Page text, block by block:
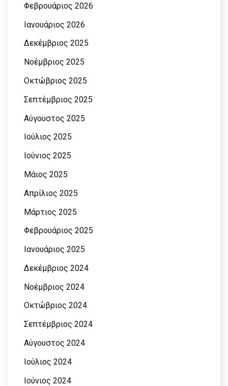
Φεβρουάριος 2026
Ιανουάριος 2026
Δεκέμβριος 2025
Νοέμβριος 2025
Οκτώβριος 2025
Σεπτέμβριος 2025
Αύγουστος 2025
Ιούλιος 2025
Ιούνιος 2025
Μάιος 2025
Απρίλιος 2025
Μάρτιος 2025
Φεβρουάριος 2025
Ιανουάριος 2025
Δεκέμβριος 2024
Νοέμβριος 2024
Οκτώβριος 2024
Σεπτέμβριος 2024
Αύγουστος 2024
Ιούλιος 2024
Ιούνιος 2024